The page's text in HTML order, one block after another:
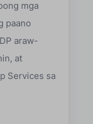
mga
paano
araw-
at
Services sa